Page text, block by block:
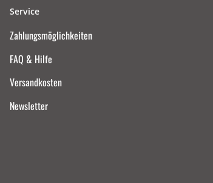
Service
Zahlungsmöglichkeiten
FAQ & Hilfe
Versandkosten
Newsletter